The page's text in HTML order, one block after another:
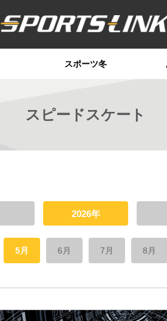
スポーツ冬
スピードスケート
2026年
5月 6月 7月 8月